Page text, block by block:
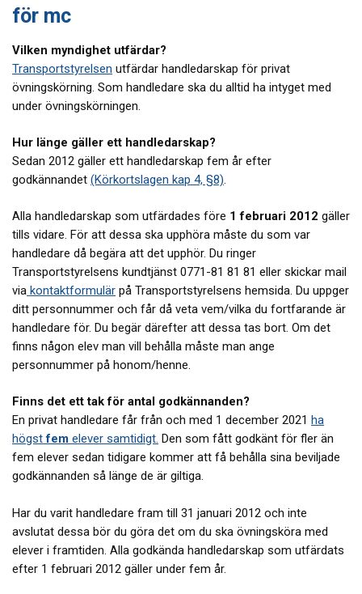
för mc
Vilken myndighet utfärdar?
Transportstyrelsen utfärdar handledarskap för privat
övningskörning. Som handledare ska du alltid ha intyget med
under övningskörningen.
Hur länge gäller ett handledarskap?
Sedan 2012 gäller ett handledarskap fem år efter
godkännandet (Körkortslagen kap 4, §8).
Alla handledarskap som utfärdades före 1 februari 2012 gäller
tills vidare. För att dessa ska upphöra måste du som var
handledare då begära att det upphör. Du ringer
Transportstyrelsens kundtjänst 0771-81 81 81 eller skickar mail
via kontaktformulär på Transportstyrelsens hemsida. Du uppger
ditt personnummer och får då veta vem/vilka du fortfarande är
handledare för. Du begär därefter att dessa tas bort. Om det
finns någon elev man vill behålla måste man ange
personnummer på honom/henne.
Finns det ett tak för antal godkännanden?
En privat handledare får från och med 1 december 2021 ha
högstfem elever samtidigt. Den som fått godkänt för fler än
fem elever sedan tidigare kommer att få behålla sina beviljade
godkännanden så länge de är giltiga.
Har du varit handledare fram till 31 januari 2012 och inte
avslutat dessa bör du göra det om du ska övningsköra med
elever i framtiden. Alla godkända handledarskap som utfärdats
efter 1 februari 2012 gäller under fem år.